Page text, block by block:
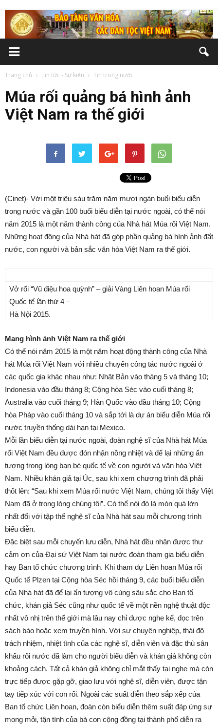
Trang chủ Tin tức - Sự kiện Tin trong nước
Múa rối quảng bá hình ảnh
Việt Nam ra thế giới
(Cinet)- Với một triệu sáu trăm năm mươi ngàn buổi biểu diễn
trong nước và gần 100 buổi biểu diễn tại nước ngoài, có thể nói
năm 2015 là một năm thành công của Nhà hát Múa rối Việt Nam.
Những hoạt động của Nhà hát đã góp phần quảng bá hình ảnh đất
nước, con người và bản sắc văn hóa Việt Nam ra thế giới.
Vở rối “Vũ điệu hoa quỳnh” – giải Vàng Liên hoan Múa rối
Quốc tế lần thứ 4 –
Hà Nội 2015.
Mang hình ảnh Việt Nam ra thế giới
Có thể nói năm 2015 là một năm hoạt động thành công của Nhà
hát Múa rối Việt Nam với nhiều chuyến công tác nước ngoài ở
các quốc gia khác nhau như: Nhật Bản vào tháng 5 và tháng 10;
Indonesia vào đầu tháng 8; Cộng hòa Séc vào cuối tháng 8;
Australia vào cuối tháng 9; Hàn Quốc vào đầu tháng 10; Cộng
hòa Pháp vào cuối tháng 10 và sắp tới là dự án biểu diễn Múa rối
nước truyền thống dài hạn tại Mexico.
Mỗi lần biểu diễn tại nước ngoài, đoàn nghệ sĩ của Nhà hát Múa
rối Việt Nam đều được đón nhận nồng nhiệt và để lại những ấn
tượng trong lòng bạn bè quốc tế về con người và văn hóa Việt
Nam. Nhiều khán giả tại Úc, sau khi xem chương trình đã phải
thốt lên: “Sau khi xem Múa rối nước Việt Nam, chúng tôi thấy Việt
Nam đã ở trong lòng chúng tôi”. Có thể nói đó là món quà lớn
nhất đối với tập thể nghệ sĩ của Nhà hát sau mỗi chương trình
biểu diễn.
Đặc biệt sau mỗi chuyến lưu diễn, Nhà hát đều nhận được thư
cảm ơn của Đại sứ Việt Nam tại nước đoàn tham gia biểu diễn
hay Ban tổ chức chương trình. Khi tham dự Liên hoan Múa rối
Quốc tế Plzen tại Cộng hòa Séc hồi tháng 9, các buổi biểu diễn
của Nhà hát đã để lại ấn tượng vô cùng sâu sắc cho Ban tổ
chức, khán giả Séc cũng như quốc tế về một nền nghệ thuật độc
nhất vô nhị trên thế giới mà lâu nay chỉ được nghe kể, đọc trên
sách báo hoặc xem truyền hình. Với sự chuyên nghiệp, thái độ
trách nhiệm, nhiệt tình của các nghệ sĩ, diễn viên và đặc thù sân
khấu rối nước đã làm cho người biểu diễn và khán giả không còn
khoảng cách. Tất cả khán giả không chỉ mắt thấy tai nghe mà còn
trực tiếp được gặp gỡ, giao lưu với nghệ sĩ, diễn viên, được tận
tay tiếp xúc với con rối. Ngoài các suất diễn theo sắp xếp của
Ban tổ chức Liên hoan, đoàn còn biểu diễn thêm suất đáp ứng sự
mong mỏi, tận tình của bà con cộng đồng tại thành phố diễn ra